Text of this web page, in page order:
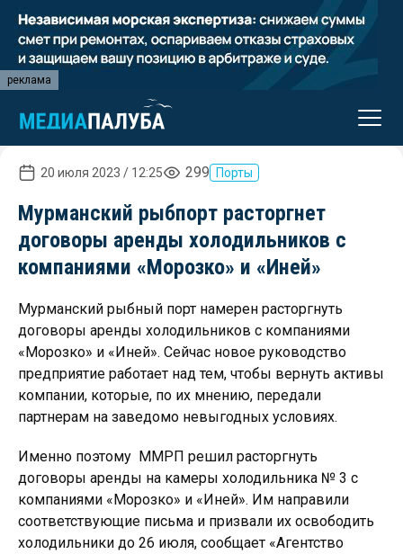
реклама
20 июля 2023 / 12:25 299 Порты
Мурманский рыбпорт расторгнет
договоры аренды холодильников с
компаниями «Морозко» и «Иней»
Мурманский рыбный порт намерен расторгнуть
договоры аренды холодильников с компаниями
«Морозко» и «Иней». Сейчас новое руководство
предприятие работает над тем, чтобы вернуть активы
компании, которые, по их мнению, передали
партнерам на заведомо невыгодных условиях.
Именно поэтому ММРП решил расторгнуть
договоры аренды на камеры холодильника № 3 с
компаниями «Морозко» и «Иней». Им направили
соответствующие письма и призвали их освободить
холодильники до 26 июля, сообщает «Агентство